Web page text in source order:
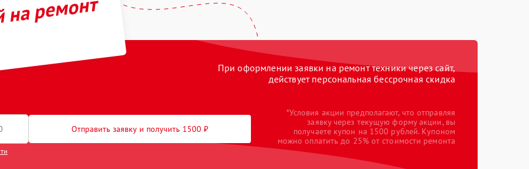
ремонт
При оформлении заявки на ремонт техники через сайт,
действует персональная бессрочная скидка
Отправить заявку и получить 1500 ₽
*Условия акции предполагают, что отправляя
заявку через текущую форму акции, вы
получаете купон на 1500 рублей. Купоном
можно оплатить до 25% от стоимости ремонта